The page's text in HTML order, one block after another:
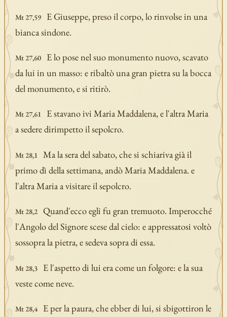
Mt 27,59
E Giuseppe, preso il corpo, lo rinvolse in una
bianca sindone.
Mt 27,60
E lo pose nel suo monumento nuovo, scavato
da lui in un masso: e ribaltò una gran pietra su la bocca
del monumento, e si ritirò.
Mt 27,61
E stavano ivi Maria Maddalena, e l'altra Maria
a sedere dirimpetto il sepolcro.
Mt 28,1
Ma la sera del sabato, che si schiariva già il
primo dì della settimana, andò Maria Maddalena. e
l'altra Maria a visitare il sepolcro.
Mt 28,2
Quand'ecco egli fu gran tremuoto. Imperocché
l'Angolo del Signore scese dal cielo: e appressatosi voltò
sossopra la pietra, e sedeva sopra di essa.
Mt 28,3
E l'aspetto di lui era come un folgore: e la sua
veste come neve.
Mt 28,4
E per la paura, che ebber di lui, si sbigottiron le